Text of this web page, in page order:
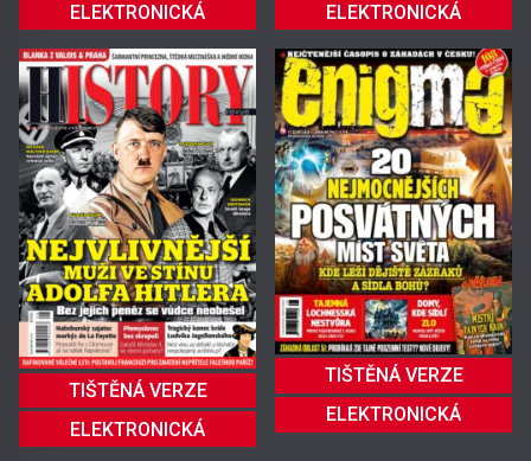
ELEKTRONICKÁ
ELEKTRONICKÁ
TIŠTĚNÁ VERZE
ELEKTRONICKÁ
TIŠTĚNÁ VERZE
ELEKTRONICKÁ